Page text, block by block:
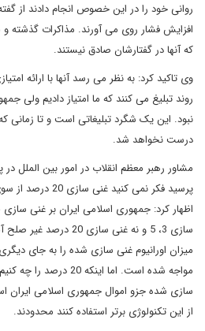
روانی خود را در این خصوص انجام دادند از
افزایش فشار روی می آورند. مذاکرات گذشته و
که آنها در گفتارشان صادق نیستند.
وی تاکید کرد: به نظر می رسد آنها با ارائه
روند تبلیغ می کنند که ما امتیاز دادیم ولی
نبود. این یک شگرد تبلیغاتی است و تا زمانی
درست نخواهد شد.
مشاور رهبر معظم انقلاب در امور بین الملل
پرسید فکر نمی
اظهار کرد: جمهوری اسلامی ایران بر غنی سازی
سازی 3، 5 و نه غنی سازی
میزان اورانیوم غنی سازی شده را به جای
مواجه شده است. اما
سازی شده جزو اموال جمهوری اسلامی ایران
از این تکنولوژی برتر استفاده کنند محدودند.